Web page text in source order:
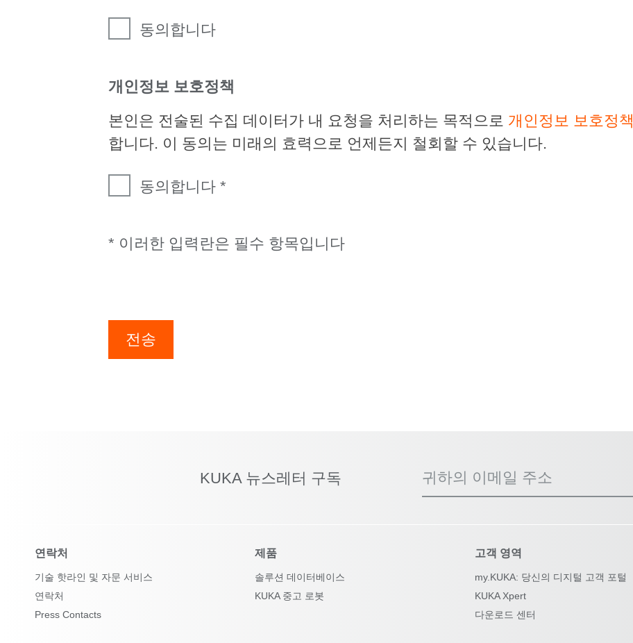
동의합니다
개인정보 보호정책
본인은 전술된 수집 데이터가 내 요청을 처리하는 목적으로 개인정보 보호정책
합니다. 이 동의는 미래의 효력으로 언제든지 철회할 수 있습니다.
동의합니다
* 이러한 입력란은 필수 항목입니다
전송
KUKA 뉴스레터 구독 귀하의 이메일 주소
연락처
기술 핫라인 및 자문 서비스
연락처
Press Contacts
제품
솔루션 데이터베이스
KUKA 중고 로봇
고객 영역
my.KUKA: 당신의 디지털 고객 포털
KUKA Xpert
다운로드 센터